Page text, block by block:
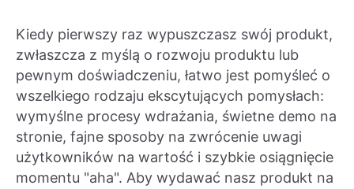
Kiedy pierwszy raz wypuszczasz swój produkt,
zwłaszcza z myślą o rozwoju produktu lub
pewnym doświadczeniu, łatwo jest pomyśleć o
wszelkiego rodzaju ekscytujących pomysłach:
wymyślne procesy wdrażania, świetne demo na
stronie, fajne sposoby na zwrócenie uwagi
użytkowników na wartość i szybkie osiągnięcie
momentu "aha". Aby wydawać nasz produkt na